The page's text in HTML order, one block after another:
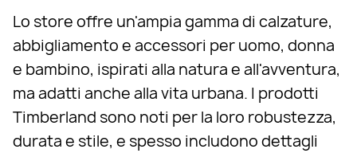
Lo store offre un'ampia gamma di calzature,
abbigliamento e accessori per uomo, donna
e bambino, ispirati alla natura e all'avventura,
ma adatti anche alla vita urbana. I prodotti
Timberland sono noti per la loro robustezza,
durata e stile, e spesso includono dettagli